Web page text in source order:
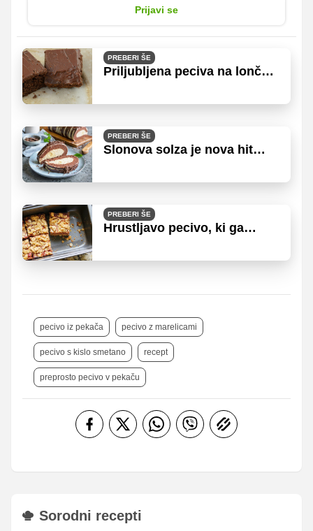
Prijavi se
PREBERI ŠE
Priljubljena peciva na lončke
PREBERI ŠE
Slonova solza je nova hit
PREBERI ŠE
Hrustljavo pecivo, ki ga
pecivo iz pekača pecivo z marelicami
pecivo s kislo smetano recept
preprosto pecivo v pekaču
Sorodni recepti